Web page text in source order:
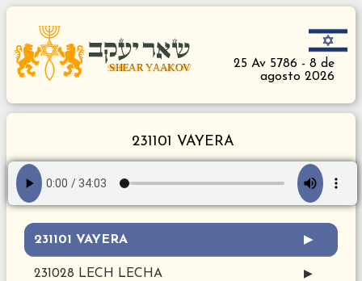
25 Av 5786 - 8 de
agosto 2026
231101 VAYERA
231101 VAYERA ▶
231028 LECH LECHA ▶